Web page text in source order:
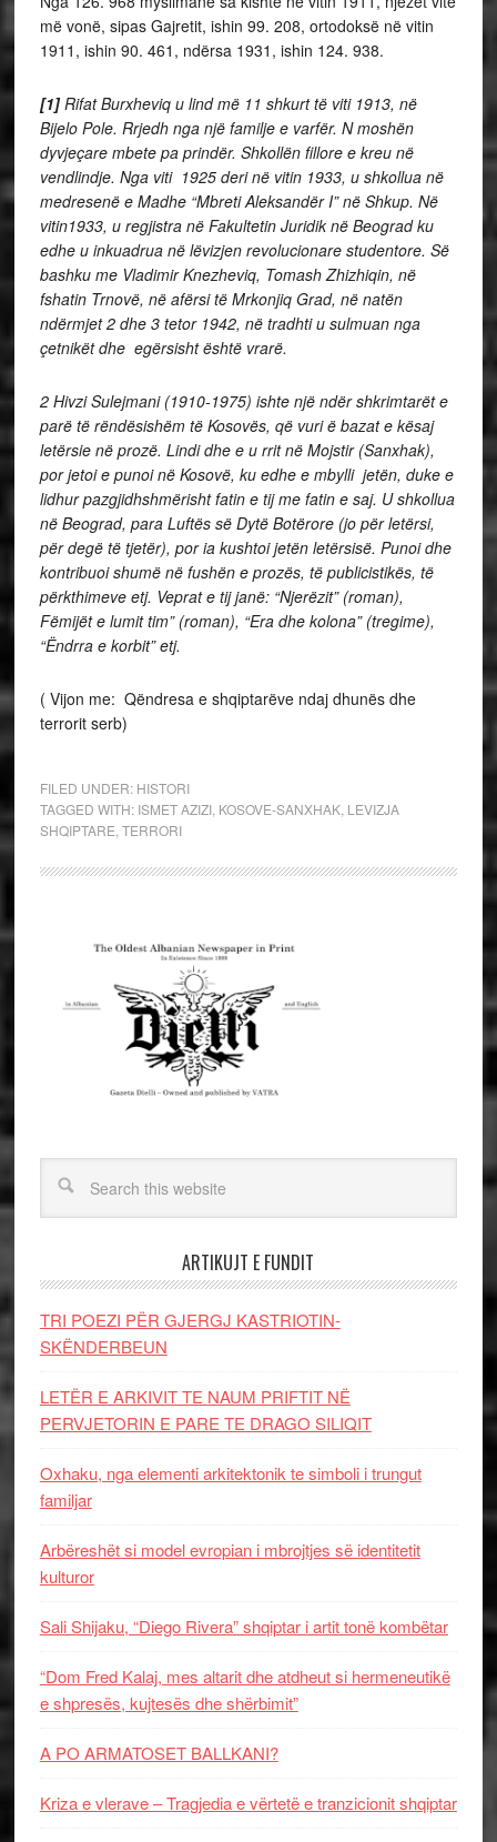
më vonë, sipas Gajretit, ishin 99. 208, ortodoksë në vitin
1911, ishin 90. 461, ndërsa 1931, ishin 124. 938.
[1]Rifat Burxheviq u lind më 11 shkurt të viti 1913, në
Bijelo Pole. Rrjedh nga një familje e varfër. N moshën
dyvjeçare mbete pa prindër. Shkollën fillore e kreu në
vendlindje. Nga viti 1925 deri në vitin 1933, u shkollua në
medresenë e Madhe “Mbreti Aleksandër I” në Shkup. Në
vitin1933, u regjistra në Fakultetin Juridik në Beogradku
edhe u inkuadrua në lëvizjen revolucionare studentore. Së
bashku me Vladimir Knezheviq, Tomash Zhizhiqin, në
fshatin Trnovë, në afërsi të Mrkonjiq Grad, në natën
ndërmjet 2 dhe 3 tetor 1942, në tradhti u sulmuan nga
çetnikëtdhe egërsisht është vrarë.
2Hivzi Sulejmani (1910-1975) ishte një ndër shkrimtarët e
parë të rëndësishëm të Kosovës, që vuri ë bazat e kësaj
letërsie në prozë. Lindi dhe e u rrit në Mojstir(Sanxhak),
por jetoi e punoi në Kosovë, ku edhe e mbylli jetën, duke e
lidhur pazgjidhshmërisht fatin e tij me fatin e saj. U shkollua
në Beograd, para Luftës së Dytë Botërore(jo për letërsi,
për degë të tjetër), por ia kushtoi jetën letërsisë. Punoi dhe
kontribuoi shumë në fushën e prozës, të publicistikës, të
përkthimeve etj. Veprat e tij janë: “Njerëzit” (roman),
Fëmijët e lumit tim” (roman), “Era dhe kolona” (tregime),
“Ëndrra e korbit” etj.
( Vijon me: Qëndresa e shqiptarëve ndaj dhunës dhe
terrorit serb)
FILED UNDER: HISTORI
TAGGED WITH: ISMET AZIZI, KOSOVE-SANXHAK, LEVIZJA
SHQIPTARE,TERRORI
ARTIKUJT E FUNDIT
TRI POEZI PËR GJERGJ KASTRIOTIN-
SKËNDERBEUN
LETËR E ARKIVIT TE NAUM PRIFTIT NË
PERVJETORIN E PARE TE DRAGO SILIQIT
Oxhaku, nga elementi arkitektonik te simboli i trungut
familjar
Arbëreshët si model evropian i mbrojtjes së identitetit
kulturor
Sali Shijaku, “Diego Rivera” shqiptar i artit tonë kombëtar
“Dom Fred Kalaj, mes altarit dhe atdheut si hermeneutikë
e shpresës, kujtesës dhe shërbimit”
A PO ARMATOSET BALLKANI?
Kriza e vlerave – Tragjedia e vërtetë e tranzicionit shqiptar